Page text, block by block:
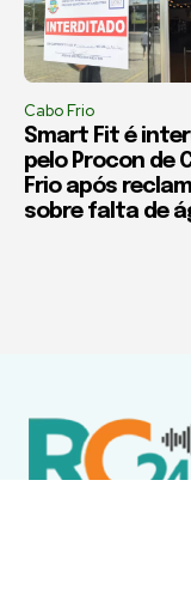
Cabo Frio
Smart Fit é
pelo Procon de
Frio após
sobre falta de